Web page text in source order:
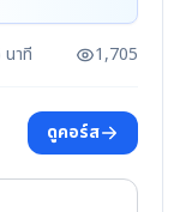
าที 1,705
ดูคอร์ส